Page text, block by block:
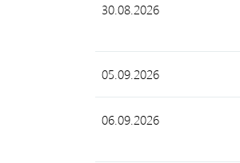
30.08.2026
05.09.2026
06.09.2026